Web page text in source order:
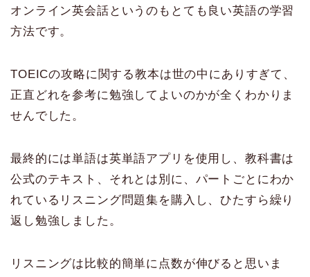
オンライン英会話というのもとても良い英語の学習
方法です。
TOEICの攻略に関する教本は世の中にありすぎて、
正直どれを参考に勉強してよいのかが全くわかりま
せんでした。
最終的には単語は英単語アプリを使用し、教科書は
公式のテキスト、それとは別に、パートごとにわか
れているリスニング問題集を購入し、ひたすら繰り
返し勉強しました。
リスニングは比較的簡単に点数が伸びると思いま